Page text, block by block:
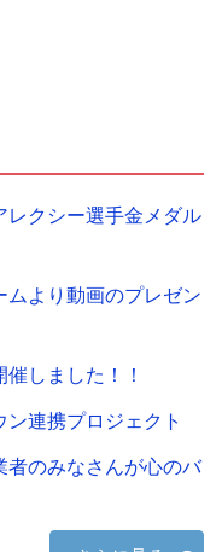
クシー選手金メダル
ムより動画のプレゼン
しました！！
連携プロジェクト
者のみなさんが心のバ